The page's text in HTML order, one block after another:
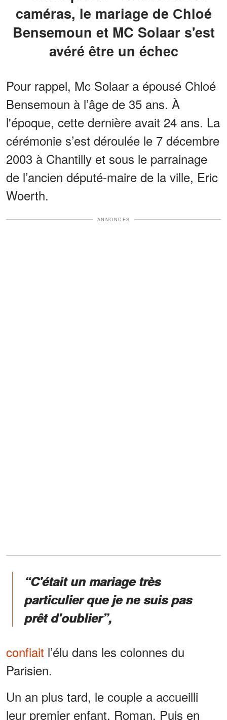
caméras, le mariage de Сhloé
Bensemoun et MC Solaar s'est
avéré être un échec
Pour rappel, Mc Solaar a épousé Chloé
Bensemoun à l’âge de 35 ans. À
l'époque, cette dernière avait 24 ans. La
cérémonie s’est déroulée le 7 décembre
2003 à Chantilly et sous le parrainage
de l’ancien député-maire de la ville, Eric
Woerth.
ANNONCES
“C'était un mariage très
particulier que je ne suis pas
prêt d'oublier”,
confiait l’élu dans les colonnes du
Parisien.
Un an plus tard, le couple a accueilli
leur premier enfant, Roman. Puis en